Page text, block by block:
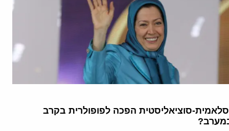
סוציאליסטית הפכה לפופולרית בקרב